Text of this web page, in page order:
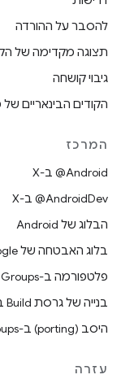
להסבר על ההורדה
תצוגה מקדימה של
גיבוי קושחה
הקודים הבינאריים
המרכז
‫‎@Android ב-X
‫‎@AndroidDev ב-X
הבלוג של Android
בלוג האבטחה של Google
פלטפורמה ב-Google Groups
בנייה של גרסת Build ב-Google Groups
היסב (porting) ב-Google Groups
עזרה